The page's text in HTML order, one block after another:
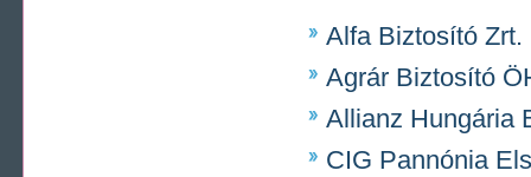
Alfa Biztosító Zrt.
Agrár Biztosító
Allianz Hungária
CIG Pannónia